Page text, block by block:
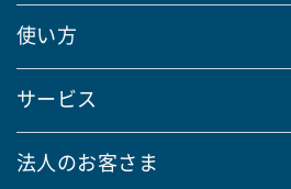
使い方
サービス
法人のお客さま